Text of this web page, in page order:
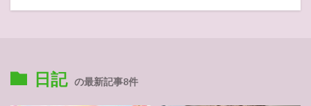
日記 の最新記事8件